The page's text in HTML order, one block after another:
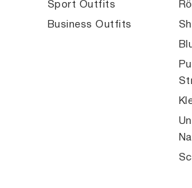
Sport Outfits
Business Outfits